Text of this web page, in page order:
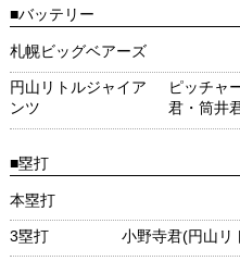
■バッテリー
札幌ビッグベアーズ
円山リトルジャイア
ンツ
ピッチャ
君・筒井
■塁打
本塁打
3塁打 小野寺君(円山リ